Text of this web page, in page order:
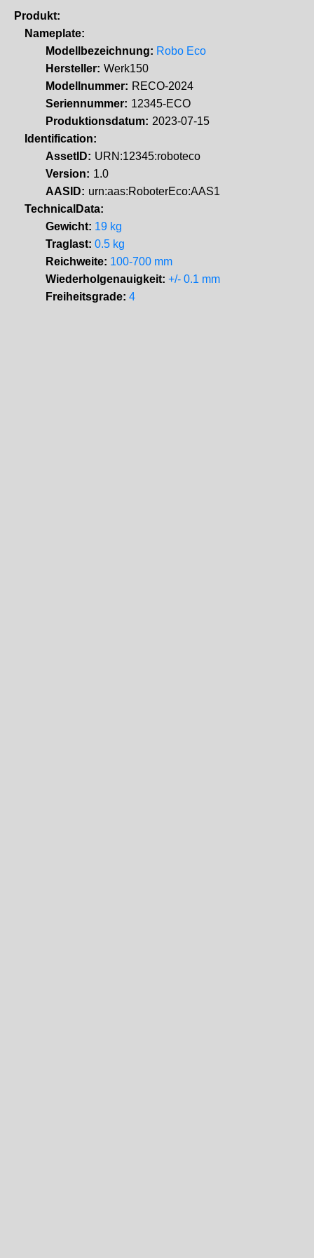
Produkt:
Nameplate:
Modellbezeichnung: Robo Eco
Hersteller: Werk150
Modellnummer: RECO-2024
Seriennummer: 12345-ECO
Produktionsdatum: 2023-07-15
Identification:
AssetID: URN:12345:roboteco
Version: 1.0
AASID: urn:aas:RoboterEco:AAS1
TechnicalData:
Gewicht: 19 kg
Traglast: 0.5 kg
Reichweite: 100-700 mm
Wiederholgenauigkeit: +/- 0.1 mm
Freiheitsgrade: 4